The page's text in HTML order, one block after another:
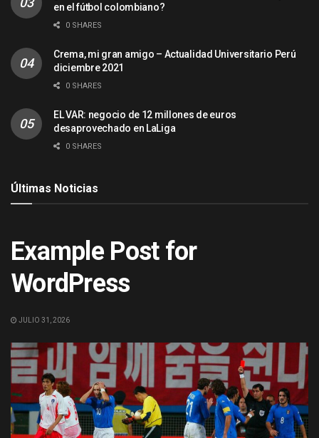
en el fútbol colombiano?
0 SHARES
Crema, mi gran amigo – Actualidad Universitario Perú
diciembre 2021
0 SHARES
EL VAR: negocio de 12 millones de euros
desaprovechado en LaLiga
0 SHARES
Últimas Noticias
ACTUALIDAD
Example Post for
WordPress
JULIO 31, 2026